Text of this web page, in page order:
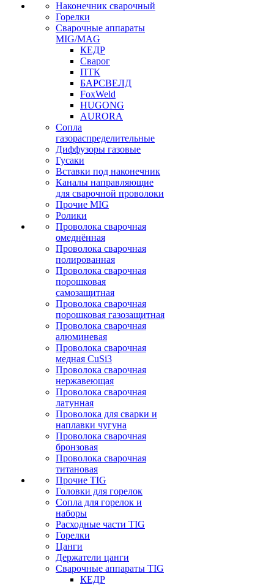
Наконечник сварочный
Горелки
Сварочные аппараты
MIG/MAG
КЕДР
Сварог
ПТК
БАРСВЕЛД
FoxWeld
HUGONG
AURORA
Сопла
газораспределительные
Диффузоры газовые
Гусаки
Вставки под наконечник
Каналы направляющие
для сварочной проволоки
Прочие MIG
Ролики
Проволока сварочная
омеднённая
Проволока сварочная
полированная
Проволока сварочная
порошковая
самозащитная
Проволока сварочная
порошковая газозащитная
Проволока сварочная
алюминевая
Проволока сварочная
медная CuSi3
Проволока сварочная
нержавеющая
Проволока сварочная
латунная
Проволока для сварки и
наплавки чугуна
Проволока сварочная
бронзовая
Проволока сварочная
титановая
Прочие TIG
Головки для горелок
Сопла для горелок и
наборы
Расходные части TIG
Горелки
Цанги
Держатели цанги
Сварочные аппараты TIG
КЕДР